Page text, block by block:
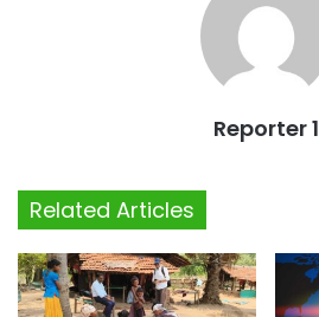
Reporter 1
Related Articles